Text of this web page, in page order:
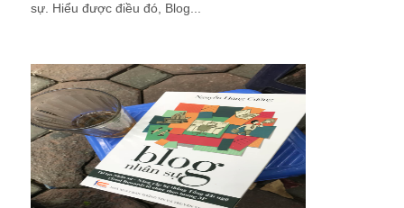
sự. Hiểu được điều đó, Blog...